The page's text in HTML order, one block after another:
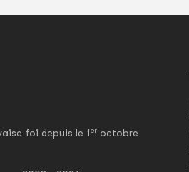
foi depuis le 1er octobre